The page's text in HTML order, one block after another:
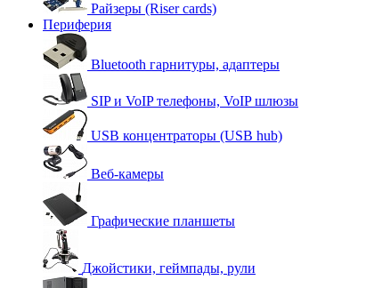
Райзеры (Riser cards)
Периферия
Bluetooth гарнитуры, адаптеры
SIP и VoIP телефоны, VoIP шлюзы
USB концентраторы (USB hub)
Веб-камеры
Графические планшеты
Джойстики, геймпады, рули